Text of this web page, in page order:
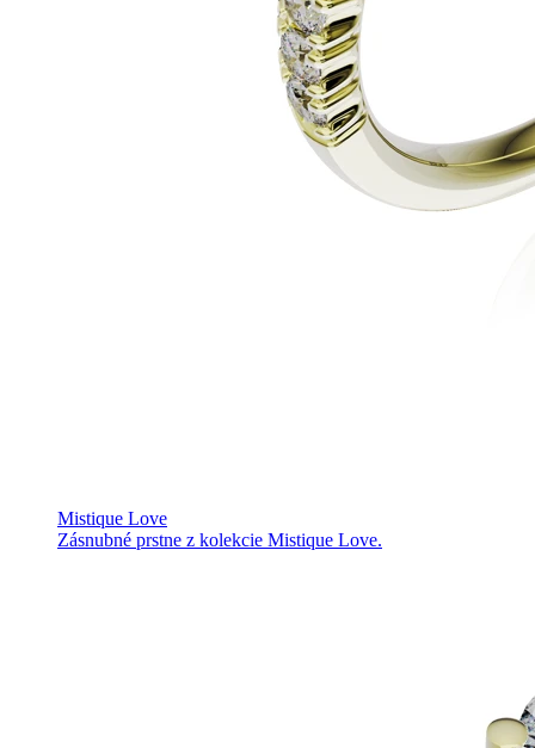
Mistique Love
Zásnubné prstne z kolekcie Mistique Love.